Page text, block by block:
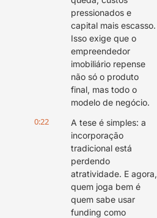
pressionados e
capital mais escasso.
Isso exige que o
empreendedor
imobiliário repense
não só o produto
final, mas todo o
modelo de negócio.
0:22
A tese é simples: a
incorporação
tradicional está
perdendo
atratividade. E agora,
quem joga bem é
quem sabe usar
funding como